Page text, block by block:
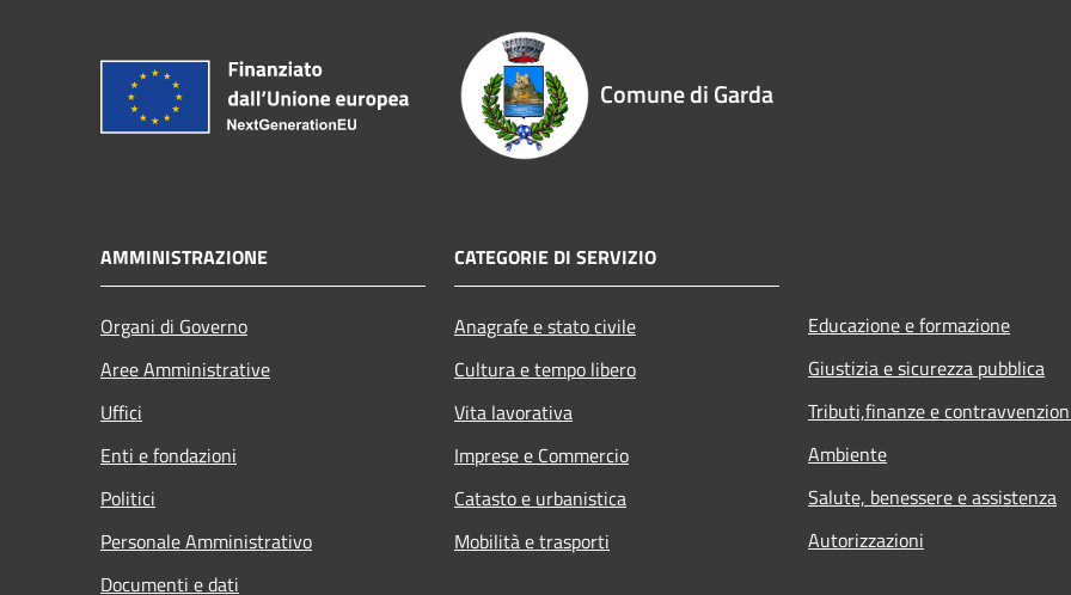
Comune di Garda
AMMINISTRAZIONE
Organi di Governo
Aree Amministrative
Uffici
Enti e fondazioni
Politici
Personale Amministrativo
Documenti e dati
CATEGORIE DI SERVIZIO
Anagrafe e stato civile
Cultura e tempo libero
Vita lavorativa
Imprese e Commercio
Catasto e urbanistica
Mobilità e trasporti
Educazione e formazione
Giustizia e sicurezza pubblica
Tributi,finanze e
Ambiente
Salute, benessere e assistenza
Autorizzazioni